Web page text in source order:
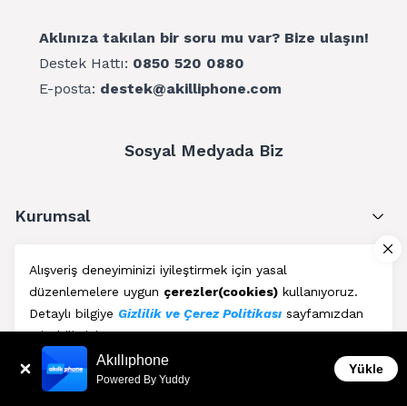
Alışveriş deneyiminizi iyileştirmek için yasal
düzenlemelere uygun çerezler(cookies) kullanıyoruz.
Detaylı bilgiye Gizlilik ve Çerez Politikası sayfamızdan
erişebilirsiniz.
Kabul Et
Aklınıza takılan bir soru mu var? Bize ulaşın!
Destek Hattı: 0850 520 0880
E-posta: destek@akilliphone.com
Sosyal Medyada Biz
Kurumsal
Müşteri Hizmetleri
Üyelik
Blog Akıllıphone
Powered By Yuddy
Yükle